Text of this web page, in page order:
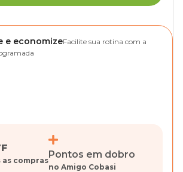
e economizeFacilite sua rotina com a
as comprasPontos em dobro
no Amigo Cobasi